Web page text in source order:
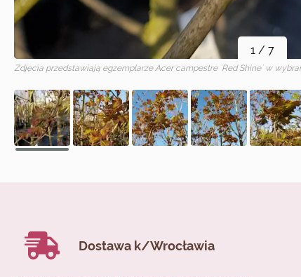
1/ 7
Zdjęcia przedstawiają egzemplarzeAcer campestre `Red Shine`w
Dostawa k/Wrocławia